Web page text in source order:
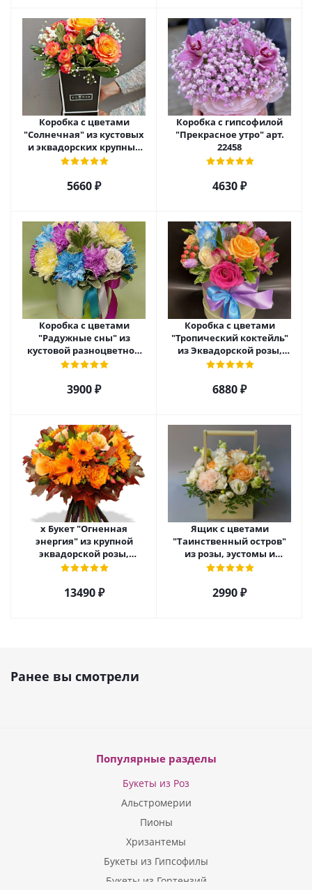
Коробка с цветами
"Солнечная" из кустовых
и эквадорских крупных
роз с гипсофилой арт.
5660 ₽
Коробка с гипсофилой
"Прекрасное утро" арт.
22458
4630 ₽
Коробка с цветами
"Радужные сны" из
кустовой разноцветной
хризантемы арт. 22457
3900 ₽
Коробка с цветами
"Тропический коктейль"
из Эквадорской розы,
эустомы, альстромерии
6880 ₽
х Букет "Огненная
энергия" из крупной
эквадорской розы,
гиперикума и гермини.
13490 ₽
Ящик с цветами
"Таинственный остров"
из розы, эустомы и
диантуса арт. 7754
2990 ₽
Ранее вы смотрели
Популярные разделы
Букеты из Роз
Альстромерии
Пионы
Хризантемы
Букеты из Гипсофилы
Букеты из Гортензий